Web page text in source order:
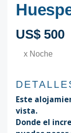
US$ 500
x Noche
Este
vista.
Donde el